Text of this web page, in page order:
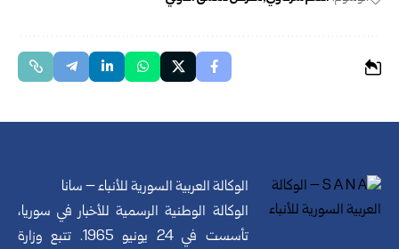
الوكالة العربية السورية للأنباء – سانا
الوكالة الوطنية الرسمية للأخبار في سوريا،
تأسست في 24 يونيو 1965. تتبع وزارة